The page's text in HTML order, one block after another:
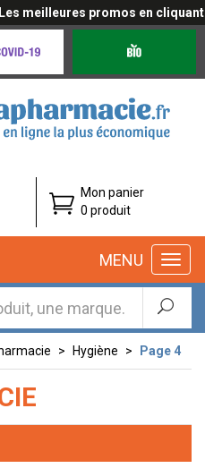
promos en cliquant ici
Mon panier
0 produit
MENU
Hygiène Page 4